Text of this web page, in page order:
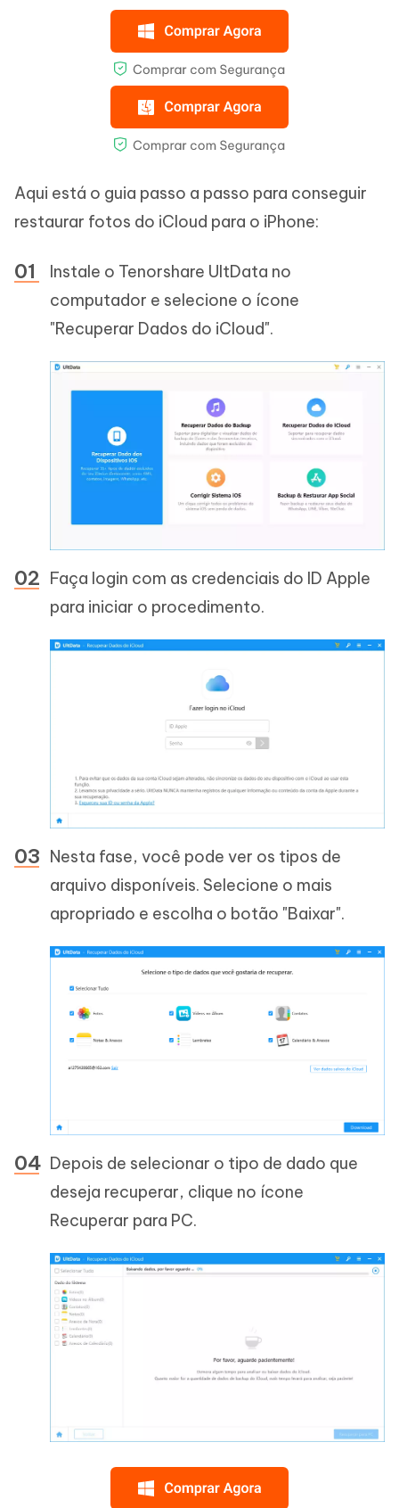
Aqui está o guia passo a passo para conseguir
restaurar fotos do iCloud para o iPhone:
Instale o Tenorshare UltData no
computador e selecione o ícone
"Recuperar Dados do iCloud".
Faça login com as credenciais do ID Apple
para iniciar o procedimento.
Nesta fase, você pode ver os tipos de
arquivo disponíveis. Selecione o mais
apropriado e escolha o botão "Baixar".
Depois de selecionar o tipo de dado que
deseja recuperar, clique no ícone
Recuperar para PC.